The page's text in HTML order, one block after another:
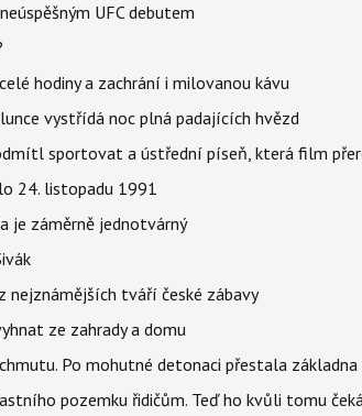
UFC debutem
hodiny a zachrání i milovanou kávu
vystřídá noc plná padajících hvězd
sportovat a ústřední píseň, která film
24. listopadu 1991
je záměrně jednotvárný
nejznámějších tváří české zábavy
ze zahrady a domu
Po mohutné detonaci přestala
pozemku řidičům. Teď ho kvůli tomu